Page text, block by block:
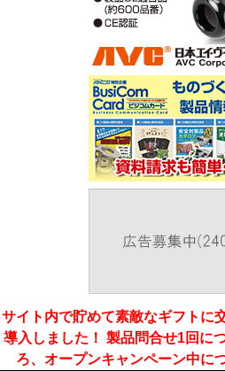
サイト内で貯めて素敵なギフトに
導入しました！ 製品問合せ1回に
ろ、オープンキャンペーン中に